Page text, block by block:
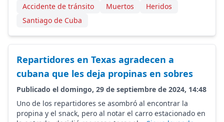
Accidente de tránsito Muertos
Heridos
Santiago de Cuba
Repartidores en Texas agradecen a
cubana que les deja propinas en sobres
Publicado el domingo, 29 de septiembre de 2024, 14:48
Uno de los repartidores se asombró al encontrar la
propina y el snack, pero al notar el carro estacionado en